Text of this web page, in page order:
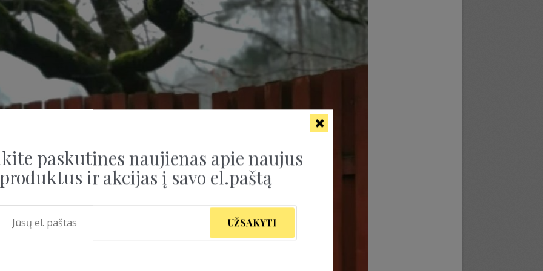
paskutines naujienas apie naujus
produktus ir akcijas į savo el.paštą
UŽSAKYTI